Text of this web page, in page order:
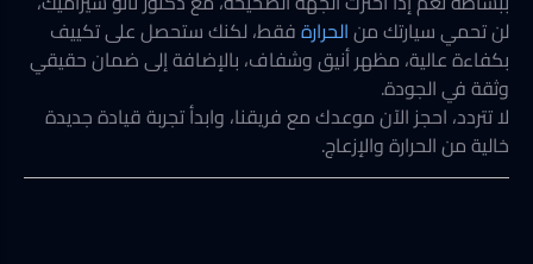
لن تحمي سيارتك منالحرارةفقط، لكنك ستحصل على تكييف
بكفاءة عالية، مظهر أنيق وشفاف، بالإضافة إلى ضمان حقيقي
وثقة في الجودة.
لا تتردد، احجز الآن موعدك مع فريقنا، وابدأ تجربة قيادة جديدة
خالية من الحرارة والإزعاج.